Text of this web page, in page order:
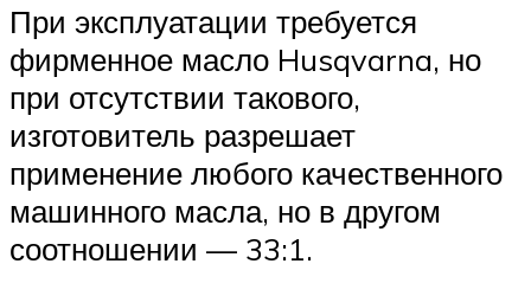
При эксплуатации требуется
фирменное масло Husqvarna, но
при отсутствии такового,
изготовитель разрешает
применение любого качественного
машинного масла, но в другом
соотношении — 33:1.